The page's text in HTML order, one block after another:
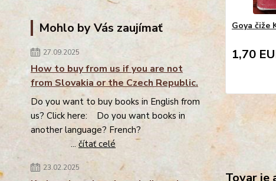
Mohlo by Vás zaujímať
27.09.2025
How to buy from us if you are not
from Slovakia or the Czech Republic.
Do you want to buy books in English from
us? Click here: Do you want books in
another language? French?
... čítať celé
23.02.2025
Goya čiže
1,70
Tovar je